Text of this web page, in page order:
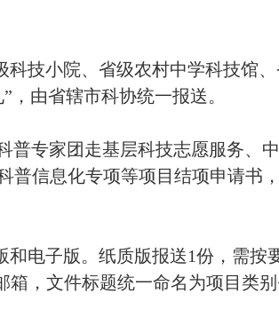
技小院、省级农村中学科技馆、
，由省辖市科协统一报送。
专家团走基层科技志愿服务、
普信息化专项等项目结项申请书
子版。纸质版报送1份，需按
箱，文件标题统一命名为项目类